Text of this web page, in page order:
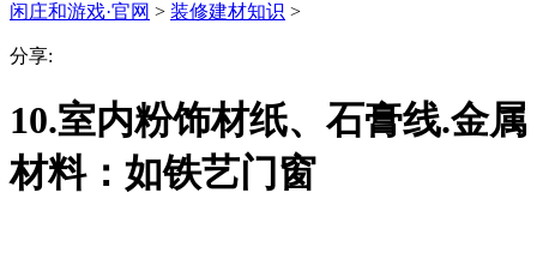
闲庄和游戏·官网 > 装修建材知识 >
分享:
10.室内粉饰材纸、石膏线.金属
材料：如铁艺门窗